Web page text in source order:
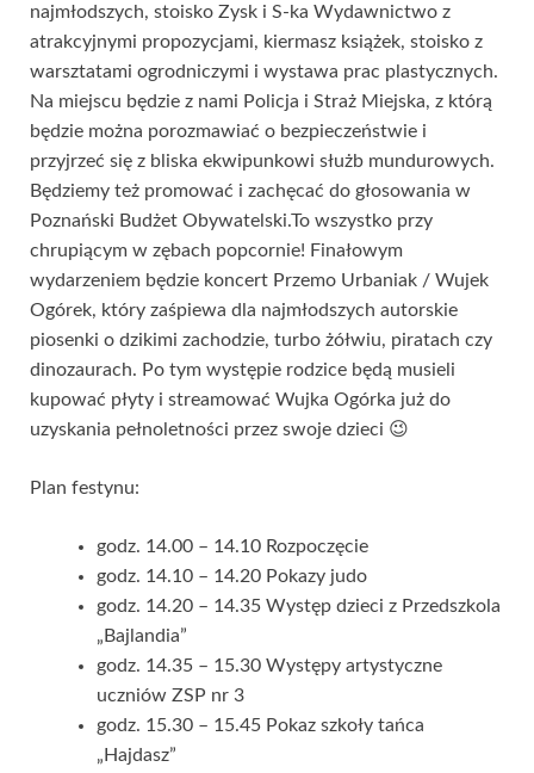
najmłodszych, stoisko Zysk i S-ka Wydawnictwo z
atrakcyjnymi propozycjami, kiermasz książek, stoisko z
warsztatami ogrodniczymi i wystawa prac plastycznych.
Na miejscu będzie z nami Policja i Straż Miejska, z którą
będzie można porozmawiać o bezpieczeństwie i
przyjrzeć się z bliska ekwipunkowi służb mundurowych.
Będziemy też promować i zachęcać do głosowania w
Poznański Budżet Obywatelski.To wszystko przy
chrupiącym w zębach popcornie! Finałowym
wydarzeniem będzie koncert Przemo Urbaniak / Wujek
Ogórek, który zaśpiewa dla najmłodszych autorskie
piosenki o dzikimi zachodzie, turbo żółwiu, piratach czy
dinozaurach. Po tym występie rodzice będą musieli
kupować płyty i streamować Wujka Ogórka już do
uzyskania pełnoletności przez swoje dzieci 😉
Plan festynu:
godz. 14.00 – 14.10 Rozpoczęcie
godz. 14.10 – 14.20 Pokazy judo
godz. 14.20 – 14.35 Występ dzieci z Przedszkola
„Bajlandia”
godz. 14.35 – 15.30 Występy artystyczne
uczniów ZSP nr 3
godz. 15.30 – 15.45 Pokaz szkoły tańca
„Hajdasz”